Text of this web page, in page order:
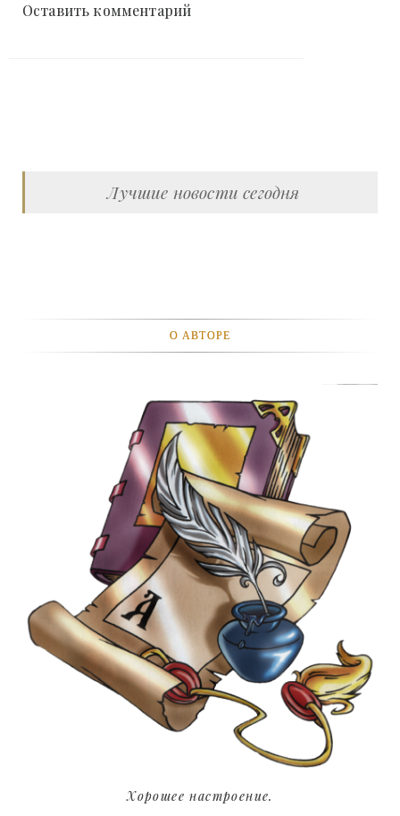
Оставить комментарий
Лучшие новости сегодня
О АВТОРЕ
Хорошее настроение.